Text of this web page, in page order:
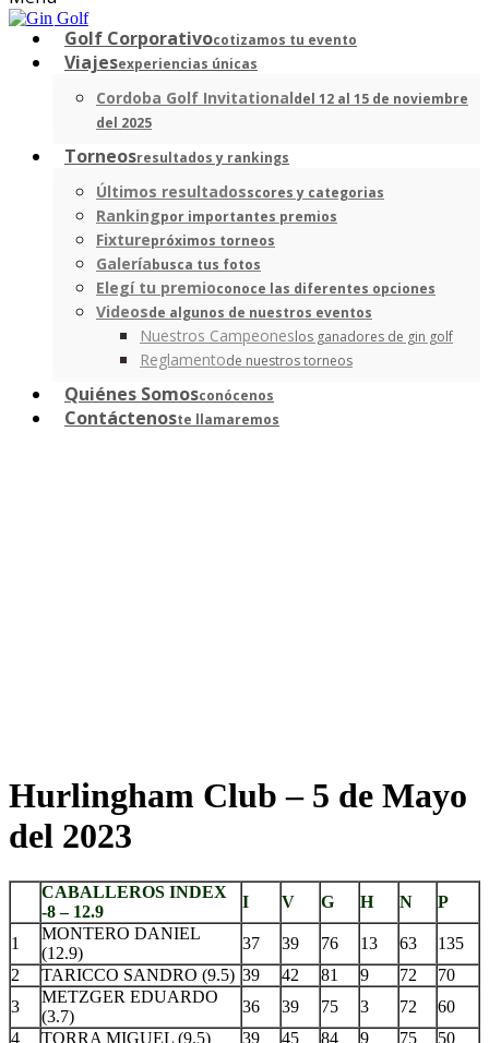
Golf Corporativocotizamos tu evento
Viajesexperiencias únicas
Cordoba Golf Invitationaldel 12 al 15 de noviembre
del 2025
Torneosresultados y rankings
Últimos resultadosscores y categorias
Rankingpor importantes premios
Fixturepróximos torneos
Galeríabusca tus fotos
Elegí tu premioconoce las diferentes opciones
Videosde algunos de nuestros eventos
Nuestros Campeoneslos ganadores de gin golf
Reglamentode nuestros torneos
Quiénes Somosconócenos
Contáctenoste llamaremos
Hurlingham Club – 5 de Mayo
del 2023
CABALLEROS INDEX
-8 – 12.9
I V G H N P
1
MONTERO DANIEL
(12.9)
37 39 76 13 63
135
2
TARICCO SANDRO (9.5) 39 42 81 9 72
70
3
METZGER EDUARDO
(3.7)
36 39 75 3 72
60
4
TORRA MIGUEL (9.5) 39 45 84 9 75 50